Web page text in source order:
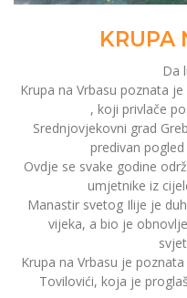
KRUPA
Da
Krupa na Vrbasu poznata
, koji privlače
Srednjovjekovni grad
predivan
Ovdje se svake godine
umjetnike iz
Manastir svetog Ilije je
vijeka, a bio je
Krupa na Vrbasu je
Tovilovići, koja je